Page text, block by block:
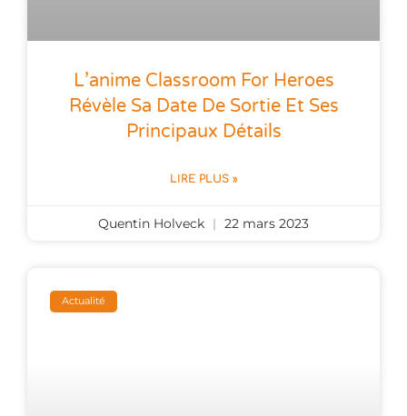
L’anime Classroom For Heroes
Révèle Sa Date De Sortie Et Ses
Principaux Détails
LIRE PLUS »
Quentin Holveck 22 mars 2023
Actualité